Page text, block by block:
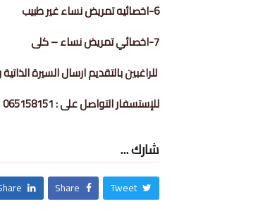
6-اخصائيه تمريض نساء غير طبيب
7-اخصائي تمريض نساء – كلى
للراغبين بالتقديم ارسال السيرة
للإستسفار التواصل على : 065158151
شارك ...
Tweet
Share